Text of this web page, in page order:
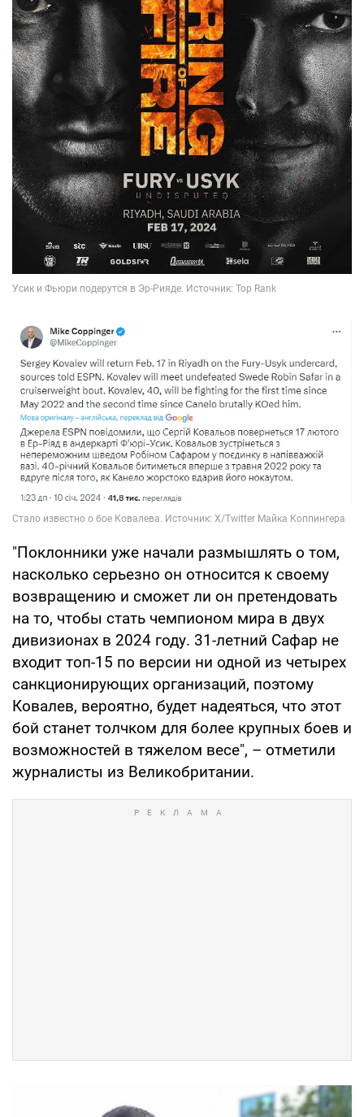
"Поклонники уже начали размышлять о том,
насколько серьезно он относится к своему
возвращению и сможет ли он претендовать
на то, чтобы стать чемпионом мира в двух
дивизионах в 2024 году. 31-летний Сафар не
входит топ-15 по версии ни одной из четырех
санкционирующих организаций, поэтому
Ковалев, вероятно, будет надеяться, что этот
бой станет толчком для более крупных боев и
возможностей в тяжелом весе", – отметили
журналисты из Великобритании.